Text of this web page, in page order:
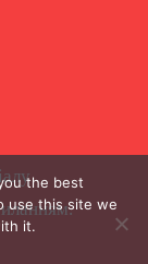
the best
use this site we
it.